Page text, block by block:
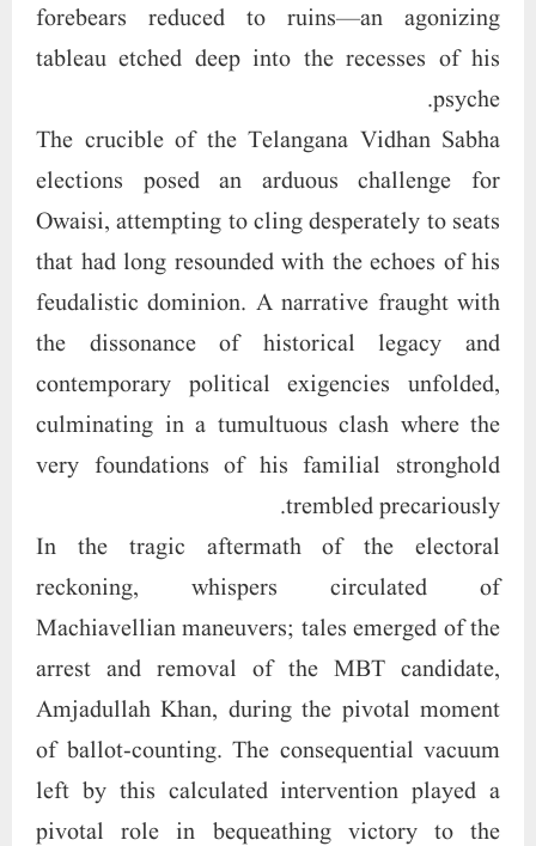
forebears reduced to ruins—an agonizing
tableau etched deep into the recesses of his
psyche.
The crucible of the Telangana Vidhan Sabha
elections posed an arduous challenge for
Owaisi, attempting to cling desperately to seats
that had long resounded with the echoes of his
feudalistic dominion. A narrative fraught with
the dissonance of historical legacy and
contemporary political exigencies unfolded,
culminating in a tumultuous clash where the
very foundations of his familial stronghold
trembled precariously.
In the tragic aftermath of the electoral
reckoning, whispers circulated of
Machiavellian maneuvers; tales emerged of the
arrest and removal of the MBT candidate,
Amjadullah Khan, during the pivotal moment
of ballot-counting. The consequential vacuum
left by this calculated intervention played a
pivotal role in bequeathing victory to the